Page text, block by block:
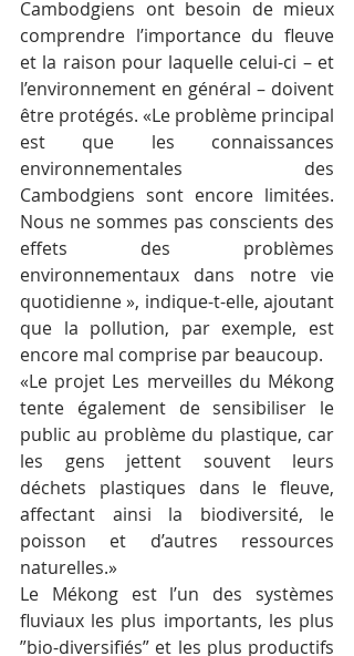
Cambodgiens ont besoin de mieux
comprendre l’importance du fleuve
et la raison pour laquelle celui-ci – et
l’environnement en général – doivent
être protégés. «Le problème principal
est que les connaissances
environnementales des
Cambodgiens sont encore limitées.
Nous ne sommes pas conscients des
effets des problèmes
environnementaux dans notre vie
quotidienne », indique-t-elle, ajoutant
que la pollution, par exemple, est
encore mal comprise par beaucoup.
«Le projet Les merveilles du Mékong
tente également de sensibiliser le
public au problème du plastique, car
les gens jettent souvent leurs
déchets plastiques dans le fleuve,
affectant ainsi la biodiversité, le
poisson et d’autres ressources
naturelles.»
Le Mékong est l’un des systèmes
fluviaux les plus importants, les plus
”bio-diversifiés” et les plus productifs